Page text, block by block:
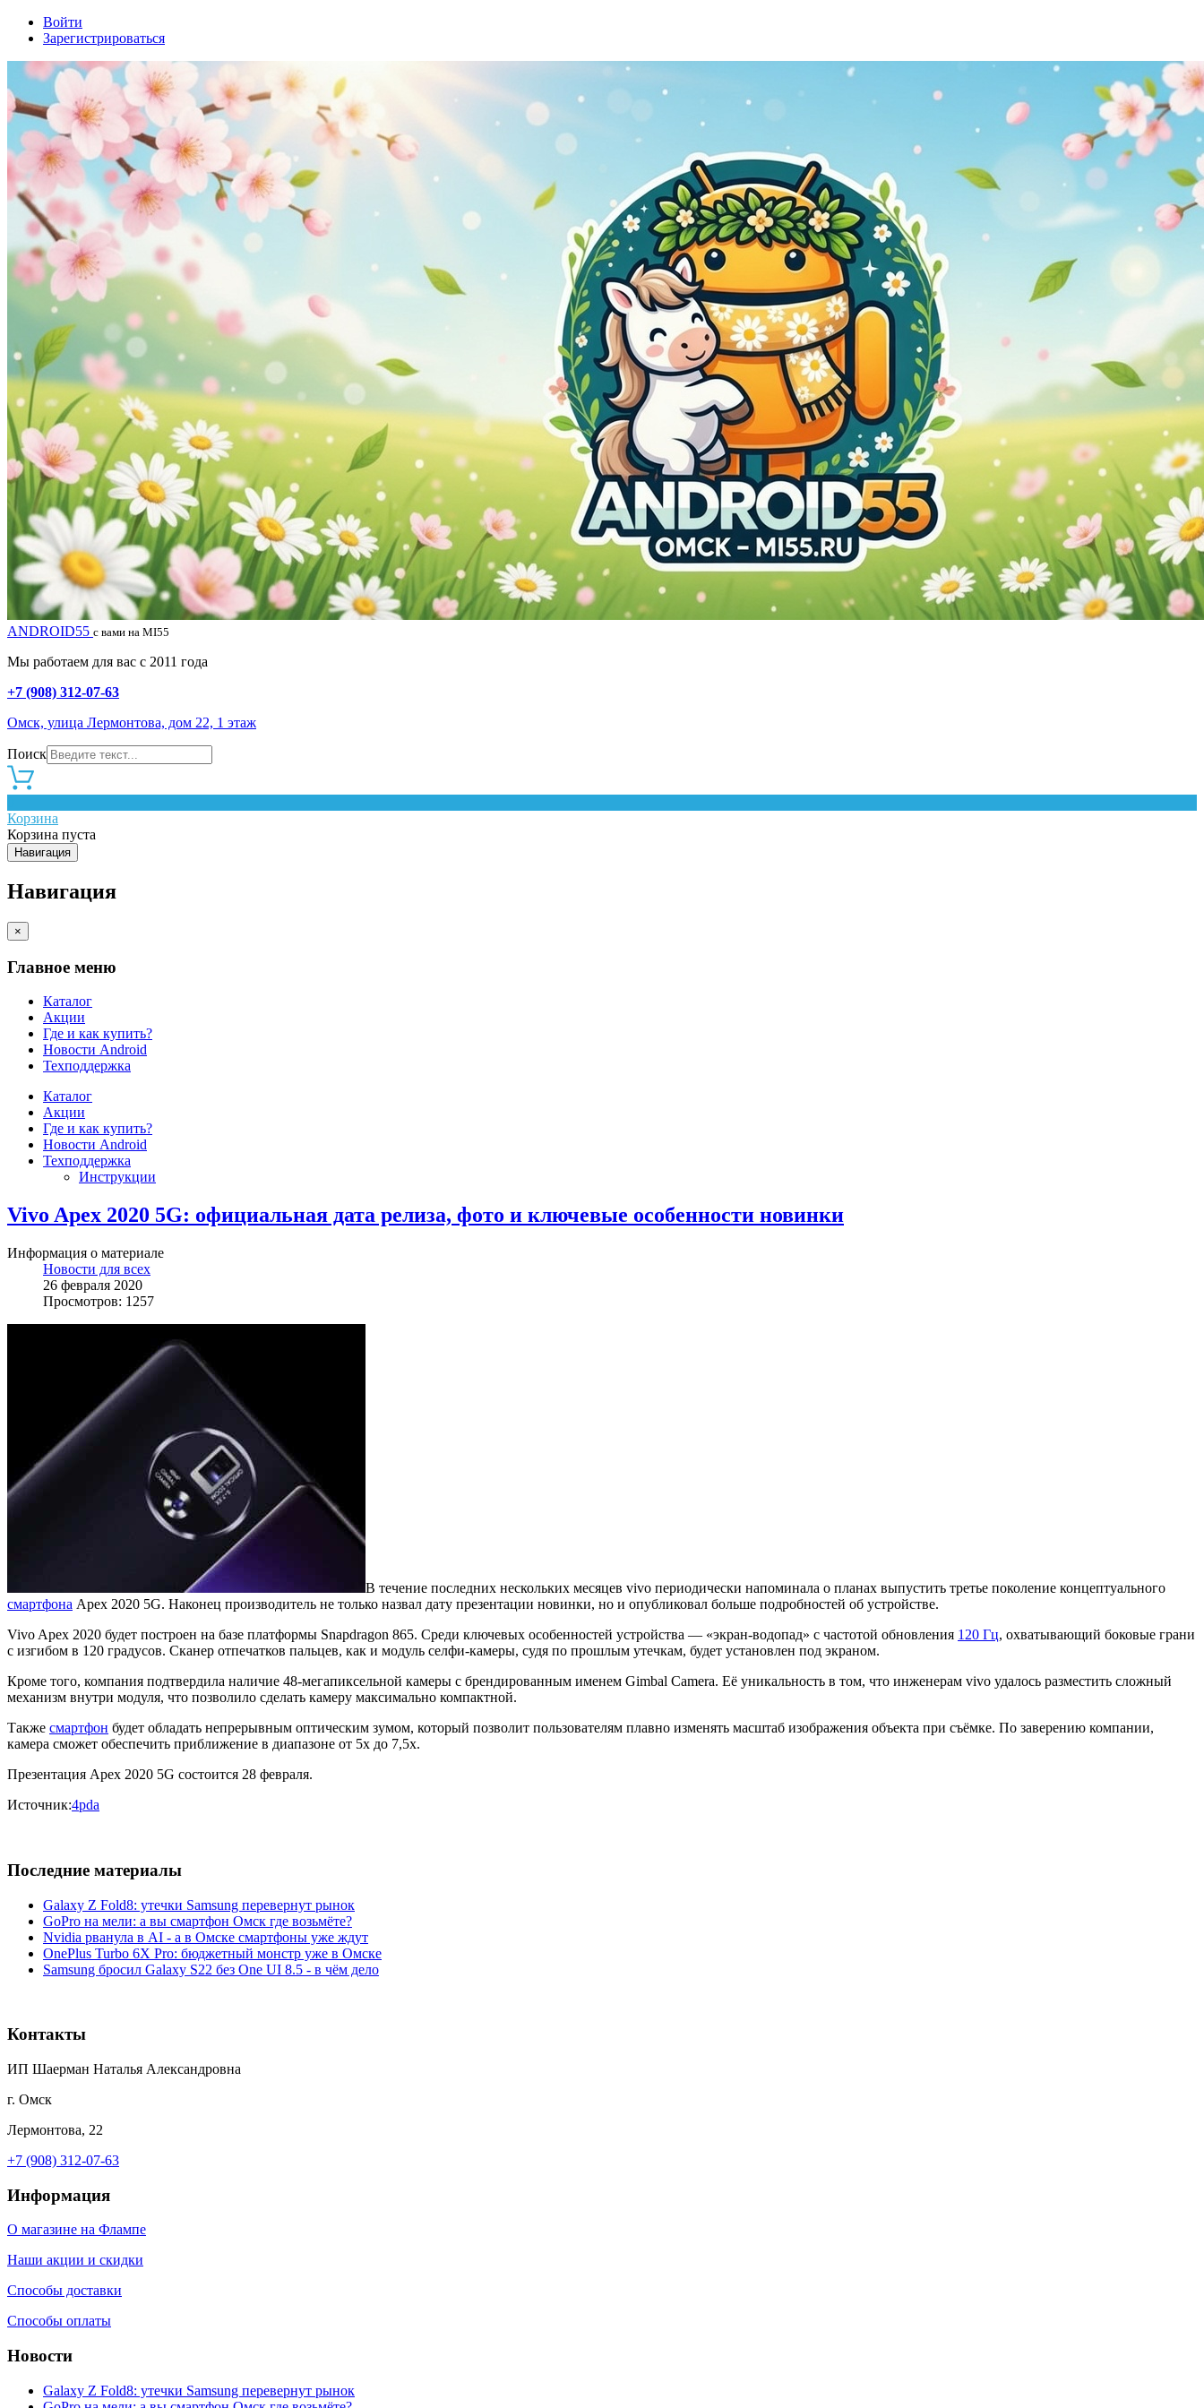
Войти
Зарегистрироваться
ANDROID55 с вами на MI55
Мы работаем для вас с 2011 года
+7 (908) 312-07-63
Омск, улица Лермонтова, дом 22, 1 этаж
Поиск
Корзина
Корзина пуста
Навигация
Навигация
×
Главное меню
Каталог
Акции
Где и как купить?
Новости Android
Техподдержка
Каталог
Акции
Где и как купить?
Новости Android
Техподдержка
Инструкции
Vivo Apex 2020 5G: официальная дата релиза, фото и ключевые особенности новинки
Информация о материале
Новости для всех
26 февраля 2020
Просмотров: 1257
В течение последних нескольких месяцев vivo периодически напоминала о планах выпустить третье поколение концептуального
смартфона Apex 2020 5G. Наконец производитель не только назвал дату презентации новинки, но и опубликовал больше подробностей об устройстве.
Vivo Apex 2020 будет построен на базе платформы Snapdragon 865. Среди ключевых особенностей устройства — «экран-водопад» с частотой обновления 120 Гц, охватывающий боковые грани
с изгибом в 120 градусов. Сканер отпечатков пальцев, как и модуль селфи-камеры, судя по прошлым утечкам, будет установлен под экраном.
Кроме того, компания подтвердила наличие 48-мегапиксельной камеры с брендированным именем Gimbal Camera. Её уникальность в том, что инженерам vivo удалось разместить сложный
механизм внутри модуля, что позволило сделать камеру максимально компактной.
Также смартфон будет обладать непрерывным оптическим зумом, который позволит пользователям плавно изменять масштаб изображения объекта при съёмке. По заверению компании,
камера сможет обеспечить приближение в диапазоне от 5х до 7,5х.
Презентация Apex 2020 5G состоится 28 февраля.
Источник:4pda
Последние материалы
Galaxy Z Fold8: утечки Samsung перевернут рынок
GoPro на мели: а вы смартфон Омск где возьмёте?
Nvidia рванула в AI - а в Омске смартфоны уже ждут
OnePlus Turbo 6X Pro: бюджетный монстр уже в Омске
Samsung бросил Galaxy S22 без One UI 8.5 - в чём дело
Контакты
ИП Шаерман Наталья Александровна
г. Омск
Лермонтова, 22
+7 (908) 312-07-63
Информация
О магазине на Флампе
Наши акции и скидки
Способы доставки
Способы оплаты
Новости
Galaxy Z Fold8: утечки Samsung перевернут рынок